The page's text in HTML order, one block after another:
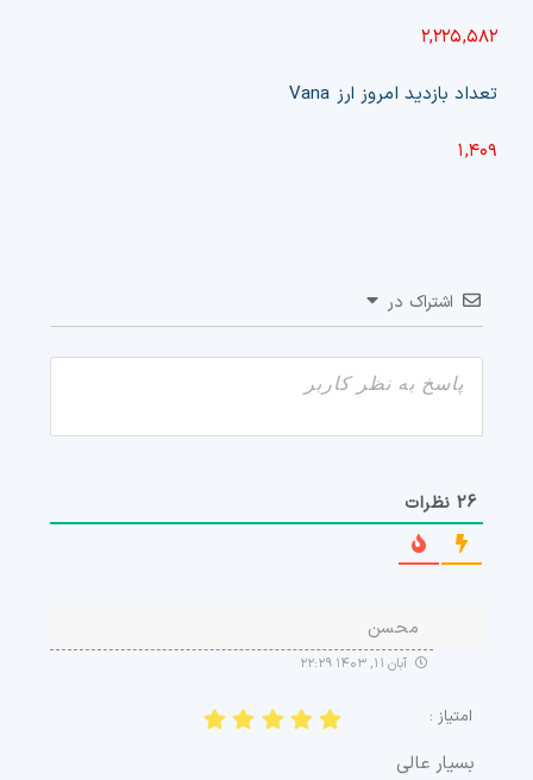
۲,۲۲۵,۵۸۲
تعداد بازدید امروز ارز Vana
۱,۴۰۹
اشتراک در
26نظرات
محسن
آبان ۱۱, ۱۴۰۳ ۲۲:۲۹
امتیاز :
بسیار عالی